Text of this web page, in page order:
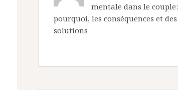
mentale dans le couple:
pourquoi, les conséquences et des
solutions